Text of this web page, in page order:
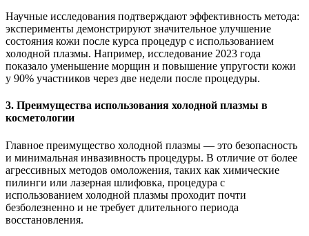
Научные исследования подтверждают эффективность метода:
эксперименты демонстрируют значительное улучшение
состояния кожи после курса процедур с использованием
холодной плазмы. Например, исследование 2023 года
показало уменьшение морщин и повышение упругости кожи
у 90% участников через две недели после процедуры.
3. Преимущества использования холодной плазмы в
косметологии
Главное преимущество холодной плазмы — это безопасность
и минимальная инвазивность процедуры. В отличие от более
агрессивных методов омоложения, таких как химические
пилинги или лазерная шлифовка, процедура с
использованием холодной плазмы проходит почти
безболезненно и не требует длительного периода
восстановления.